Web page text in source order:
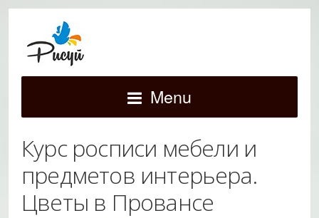
Menu
Курс росписи мебели и
предметов интерьера.
Цветы в Провансе